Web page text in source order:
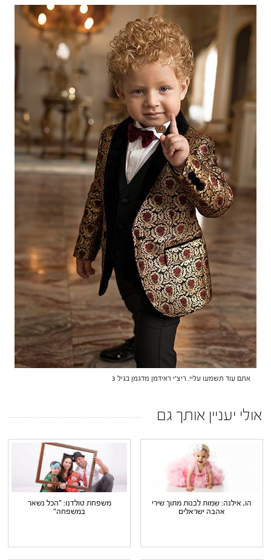
אתם עוד תשמעו עליי. ריצ'י ראידמן מדגמן בגיל 3
אולי יעניין אותך גם
הו, אילנה: שמות לבנות מתוך שירי
אהבה ישראלים
משפחת טולדנו: "הכל נשאר
במשפחה"